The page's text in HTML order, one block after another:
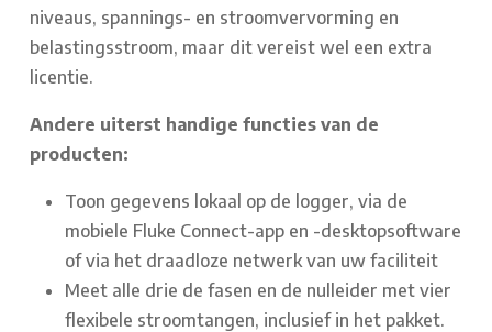
niveaus, spannings- en stroomvervorming en
belastingsstroom, maar dit vereist wel een extra
licentie.
Andere uiterst handige functies van de
producten:
Toon gegevens lokaal op de logger, via de
mobiele Fluke Connect-app en -desktopsoftware
of via het draadloze netwerk van uw faciliteit
Meet alle drie de fasen en de nulleider met vier
flexibele stroomtangen, inclusief in het pakket.